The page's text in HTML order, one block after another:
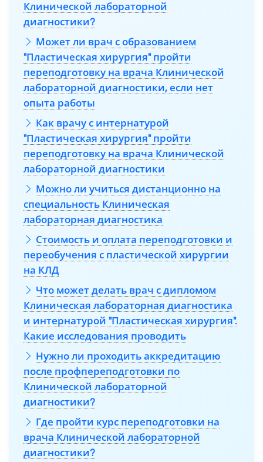
Клинической лабораторной
диагностики?
Может ли врач с образованием
"Пластическая хирургия" пройти
переподготовку на врача Клинической
лабораторной диагностики, если нет
опыта работы
Как врачу с интернатурой
"Пластическая хирургия" пройти
переподготовку на врача Клинической
лабораторной диагностики
Можно ли учиться дистанционно на
специальность Клиническая
лабораторная диагностика
Стоимость и оплата переподготовки и
переобучения с пластической хирургии
на КЛД
Что может делать врач с дипломом
Клиническая лабораторная диагностика
и интернатурой "Пластическая хирургия".
Какие исследования проводить
Нужно ли проходить аккредитацию
после профпереподготовки по
Клинической лабораторной
диагностики?
Где пройти курс переподготовки на
врача Клинической лабораторной
диагностики?